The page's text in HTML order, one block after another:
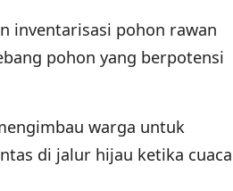
inventarisasi pohon rawan
pohon yang berpotensi
warga untuk
di jalur hijau ketika cuaca